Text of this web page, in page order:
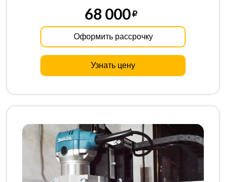
68 000
Оформить рассрочку
Узнать цену